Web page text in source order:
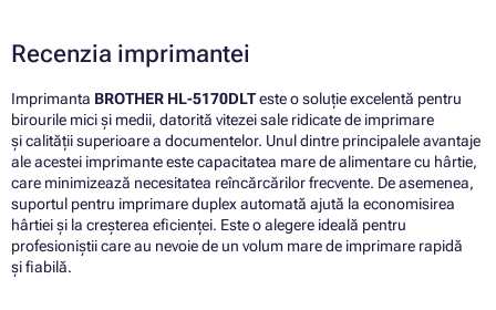
Recenzia imprimantei
Imprimanta BROTHER HL-5170DLTeste o soluție excelentă pentru
birourile mici și medii, datorită vitezei sale ridicate de imprimare
și calității superioare a documentelor. Unul dintre principalele avantaje
ale acestei imprimante este capacitatea mare de alimentare cu hârtie,
care minimizează necesitatea reîncărcărilor frecvente. De asemenea,
suportul pentru imprimare duplex automată ajută la economisirea
hârtiei și la creșterea eficienței. Este o alegere ideală pentru
profesioniștii care au nevoie de un volum mare de imprimare rapidă
și fiabilă.